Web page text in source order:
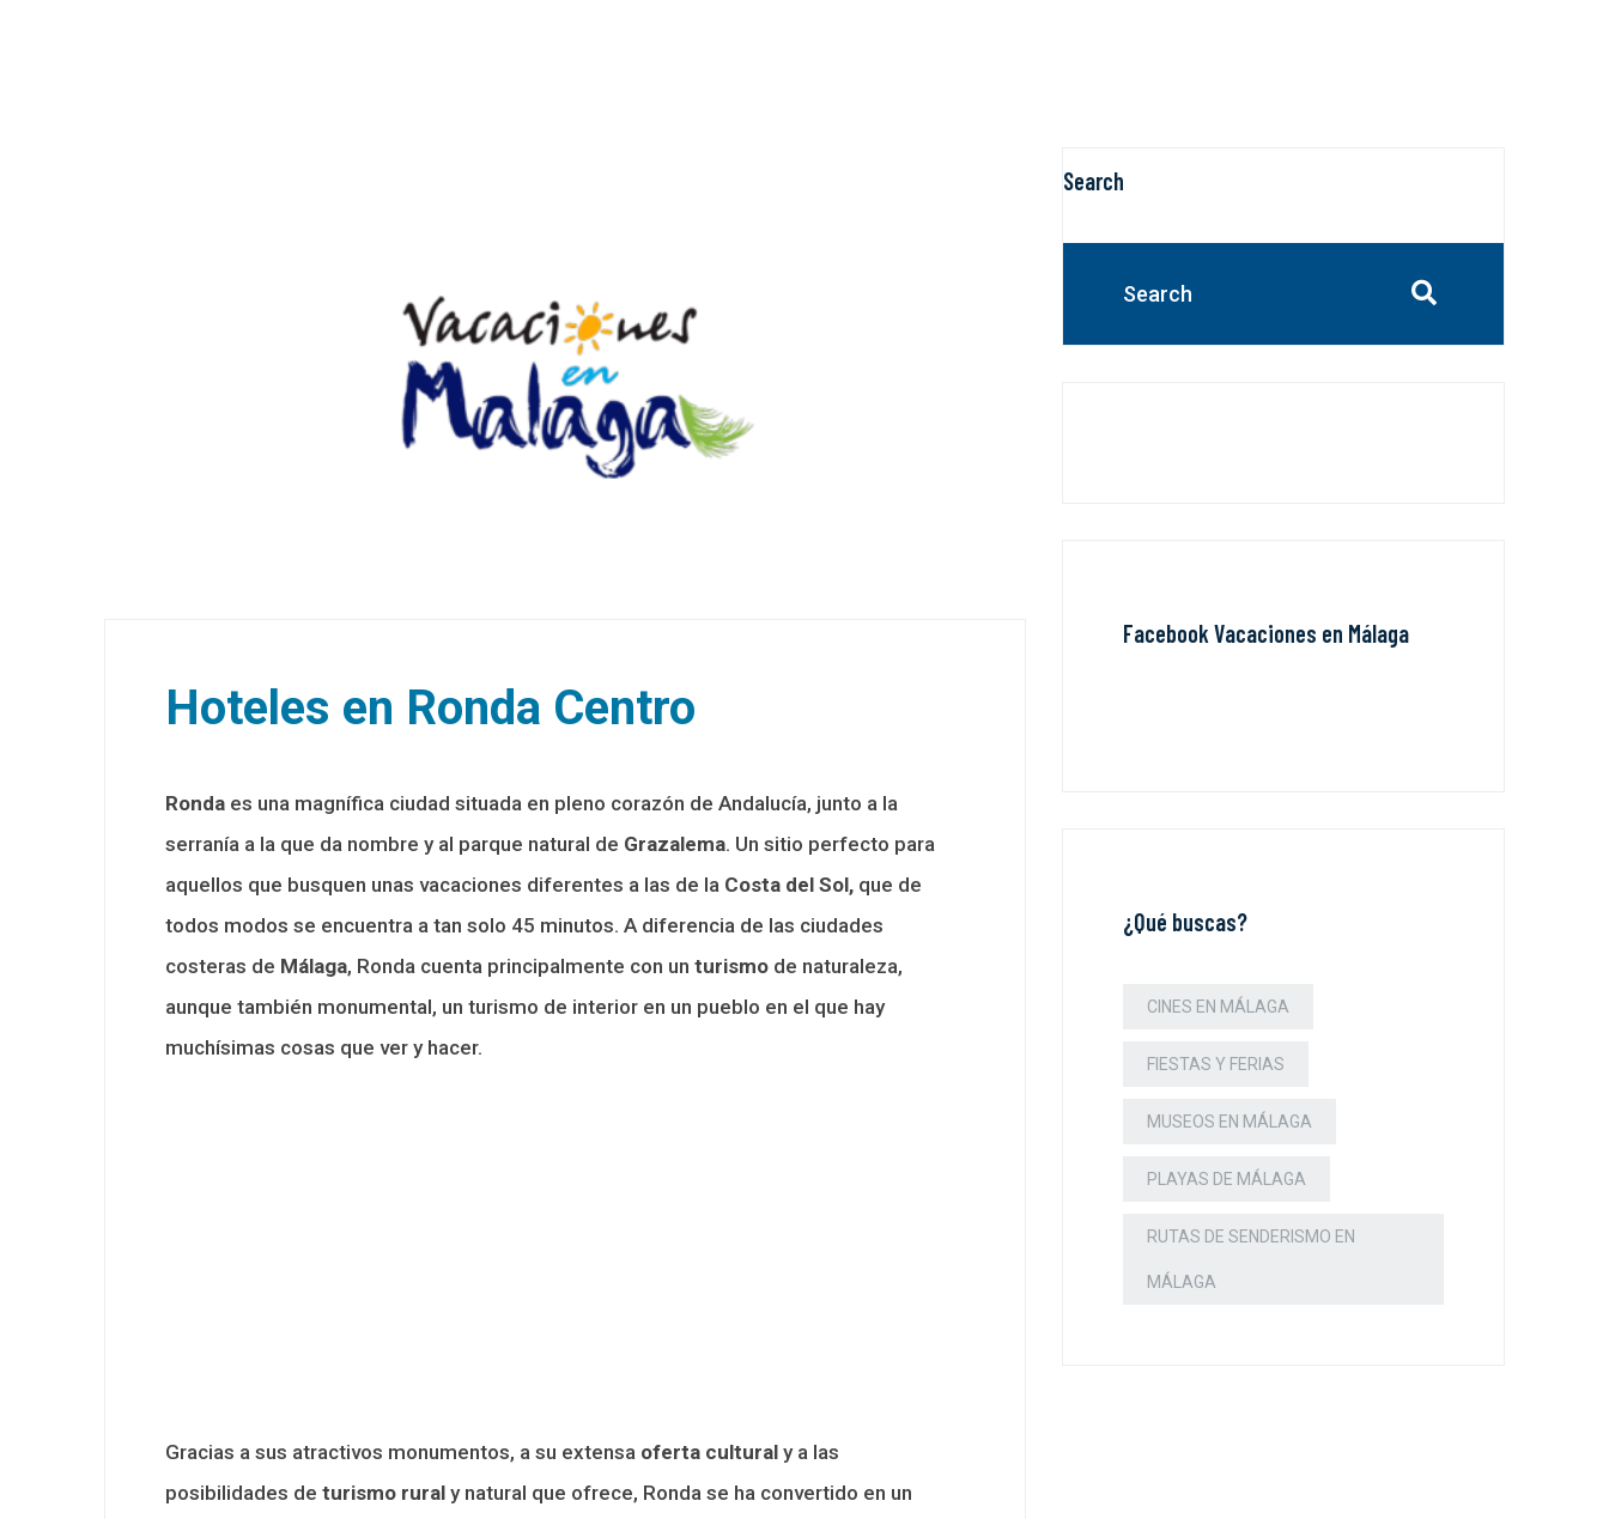
Hoteles en Ronda Centro
Ronda es una magnífica ciudad situada en pleno corazón de Andalucía, junto a la
serranía a la que da nombre y al parque natural de Grazalema. Un sitio perfecto para
aquellos que busquen unas vacaciones diferentes a las de la Costa del Sol, que de
todos modos se encuentra a tan solo 45 minutos. A diferencia de las ciudades
costeras de Málaga, Ronda cuenta principalmente con un turismo de naturaleza,
aunque también monumental, un turismo de interior en un pueblo en el que hay
muchísimas cosas que ver y hacer.
Gracias a sus atractivos monumentos, a su extensa oferta cultural y a las
posibilidades de turismo rural y natural que ofrece, Ronda se ha convertido en un
Search
Facebook Vacaciones en Málaga
¿Qué buscas?
CINES EN MÁLAGA
FIESTAS Y FERIAS
MUSEOS EN MÁLAGA
PLAYAS DE MÁLAGA
RUTAS DE SENDERISMO EN
MÁLAGA